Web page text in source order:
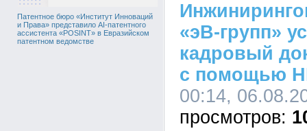
Патентное бюро «Институт Инноваций
и Права» представило AI-патентного
ассистента «POSINT» в Евразийском
патентном ведомстве
«эВ-групп»
кадровый
с помощью
00:14,